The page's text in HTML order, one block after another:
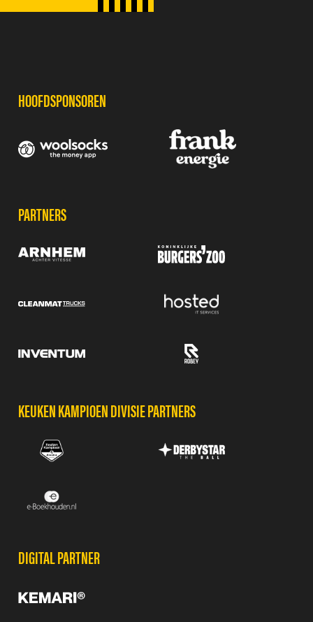
HOOFDSPONSOREN
PARTNERS
KEUKEN KAMPIOEN DIVISIE PARTNERS
DIGITAL PARTNER